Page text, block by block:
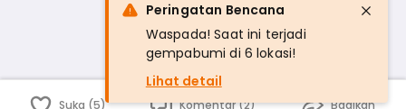
Suka (5) Komentar (2) Bagikan
Peringatan Bencana
Waspada! Saat ini terjadi
gempabumi di 6 lokasi!
Lihat detail